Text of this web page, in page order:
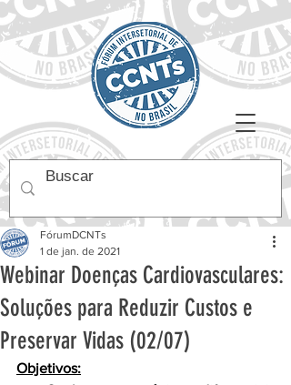
Webinar Doenças Cardiovasculares:
Soluções para Reduzir Custos e
Preservar Vidas (02/07)
FórumDCNTs
1 de jan. de 2021
Objetivos: